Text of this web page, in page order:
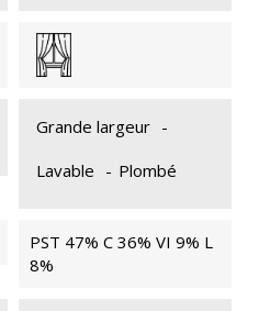
Grande largeur -
Lavable - Plombé
PST 47% C 36% VI 9% L
8%